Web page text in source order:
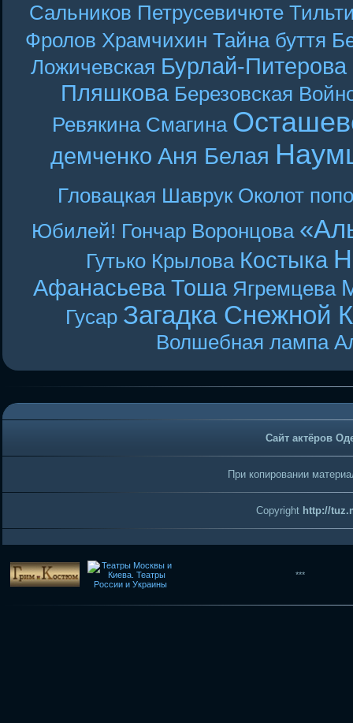
Сальников Петрусевичюте
Фролов Храмчихин Тайна буття
Ложичевская Бурлай-Питерова
Пляшкова Березовская
Ревякина Смагина
демченко Аня Белая
Гловацкая Шаврук Околот
Юбилей! Гончар Воронцова
Гутько Крылова Костыка
Афанасьева Тоша Ягремцева
Гусар Загадка Снежной
Волшебная лампа
Сайт актёров
При копировании
Copyright http://
***